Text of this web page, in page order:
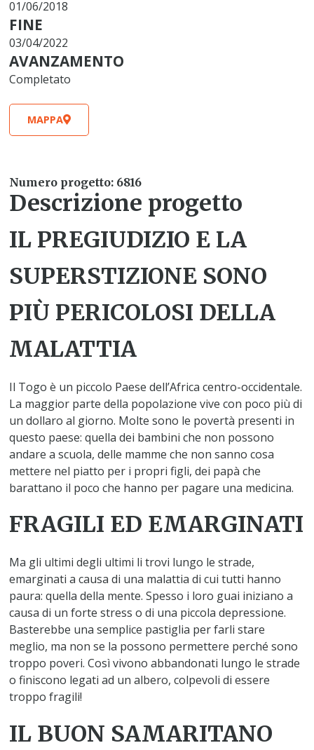
01/06/2018
FINE
03/04/2022
AVANZAMENTO
Completato
MAPPA
Numero progetto: 6816
Descrizione progetto
IL PREGIUDIZIO E LA
SUPERSTIZIONE SONO
PIÙ PERICOLOSI DELLA
MALATTIA
Il Togo è un piccolo Paese dell’Africa centro-occidentale.
La maggior parte della popolazione vive con poco più di
un dollaro al giorno. Molte sono le povertà presenti in
questo paese: quella dei bambini che non possono
andare a scuola, delle mamme che non sanno cosa
mettere nel piatto per i propri figli, dei papà che
barattano il poco che hanno per pagare una medicina.
FRAGILI ED EMARGINATI
Ma gli ultimi degli ultimi li trovi lungo le strade,
emarginati a causa di una malattia di cui tutti hanno
paura: quella della mente. Spesso i loro guai iniziano a
causa di un forte stress o di una piccola depressione.
Basterebbe una semplice pastiglia per farli stare
meglio, ma non se la possono permettere perché sono
troppo poveri. Così vivono abbandonati lungo le strade
o finiscono legati ad un albero, colpevoli di essere
troppo fragili!
IL BUON SAMARITANO